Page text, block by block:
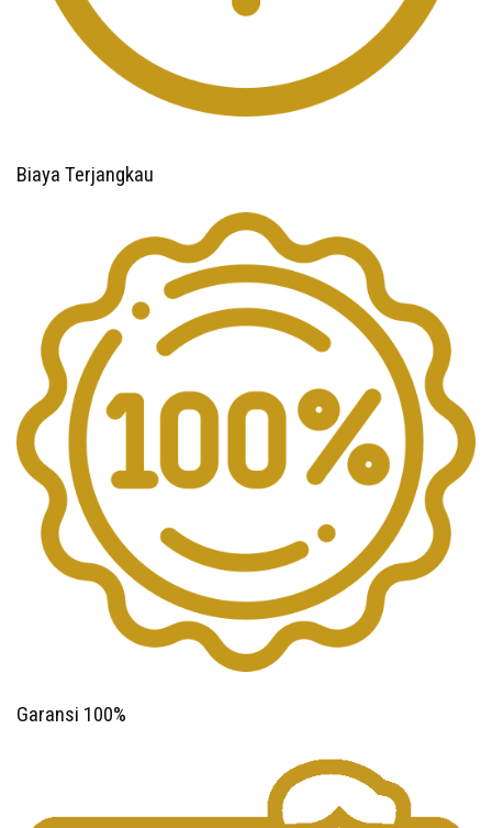
Biaya Terjangkau
Garansi 100%